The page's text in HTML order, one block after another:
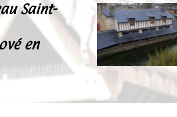
Saint-
en